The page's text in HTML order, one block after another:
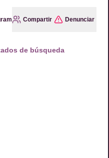
Compartir Denunciar
de búsqueda